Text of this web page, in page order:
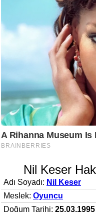
Nil Keser
Adı Soyadı: Nil Keser
Meslek: Oyuncu
Doğum Tarihi: 25.03.1995